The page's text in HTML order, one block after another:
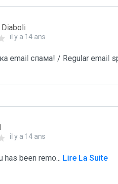
il y a 14 ans
email спама! / Regular email
il y a 14 ans
has been remo... Lire La Suite